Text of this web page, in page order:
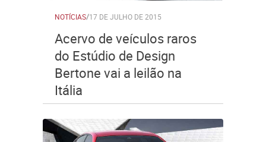
NOTÍCIAS/17 DE JULHO DE 2015
Acervo de veículos raros
do Estúdio de Design
Bertone vai a leilão na
Itália